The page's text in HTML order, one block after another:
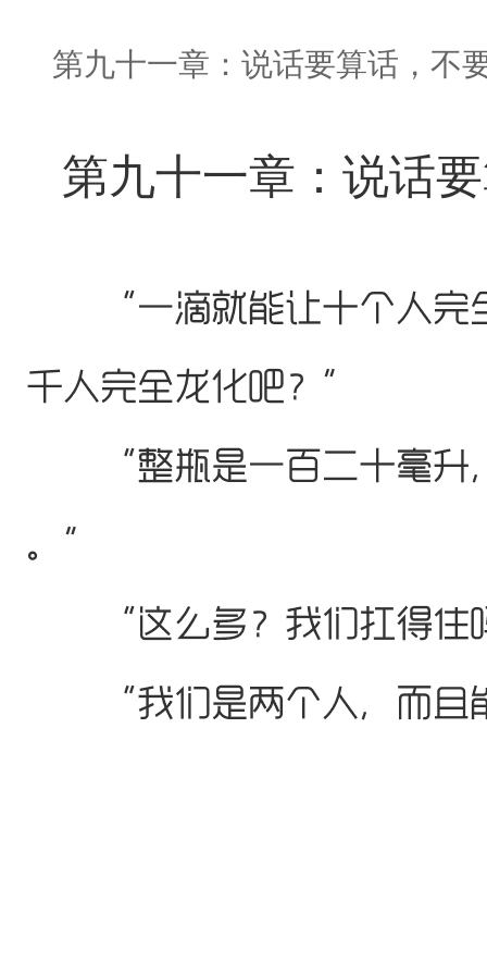
第九十一章：说话要算话，不
第九十一章：说话